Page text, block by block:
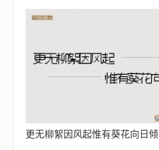
更无柳絮因风起惟有葵花向日倾